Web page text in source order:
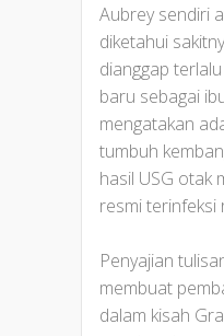
Aubrey sendiri
diketahui
dianggap
baru sebagai
mengatakan
tumbuh
hasil USG otak
resmi terinfeksi
Penyajian
membuat
dalam kisah